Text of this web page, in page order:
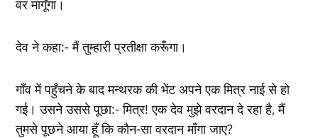
वर मागूँगा।
देव ने कहा:- मैं तुम्हारी प्रतीक्षा करूँगा।
गाँव में पहुँचने के बाद मन्थरक की भेंट अपने एक मित्र नाई से हो
गई। उसने उससे पूछा:- मित्र! एक देव मुझे वरदान दे रहा है, मैं
तुमसे पूछने आया हूँ कि कौन-सा वरदान माँगा जाए?